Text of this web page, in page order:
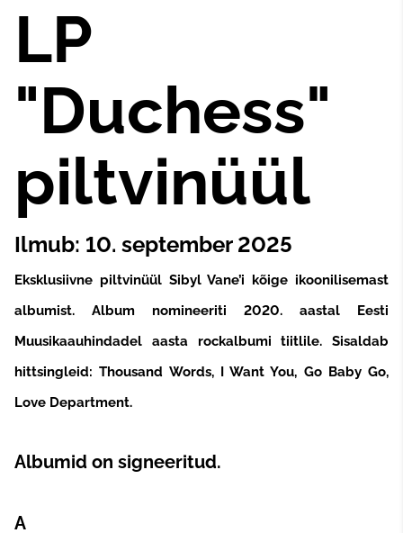
LP
"Duchess"
piltvinüül
Ilmub: 10. september 2025
Eksklusiivne piltvinüül Sibyl Vane’i kõige ikoonilisemast
albumist. Album nomineeriti 2020. aastal Eesti
Muusikaauhindadel aasta rockalbumi tiitlile. Sisaldab
hittsingleid:Thousand Words, I Want You, Go Baby Go,
Love Department.
Albumid on signeeritud.
A